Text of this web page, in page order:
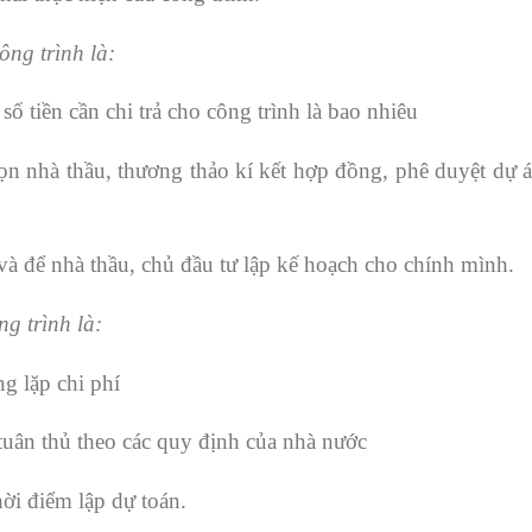
trình là:
tiền cần chi trả cho công trình là bao nhiêu
nhà thầu, thương thảo kí kết hợp đồng, phê duyệt dự
để nhà thầu, chủ đầu tư lập kế hoạch cho chính mình.
trình là:
lặp chi phí
thủ theo các quy định của nhà nước
điểm lập dự toán.